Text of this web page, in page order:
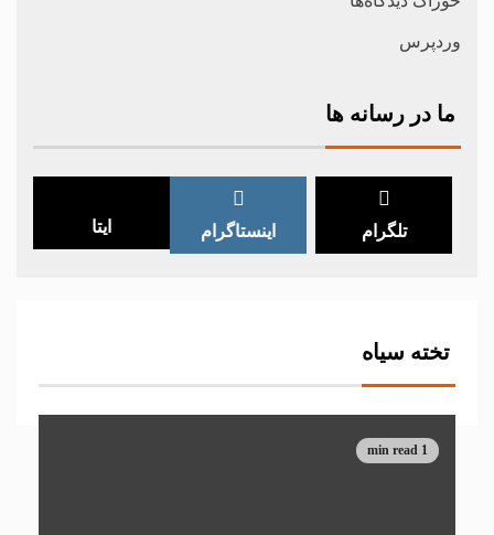
وردپرس
ما در رسانه ها
تلگرام اینستاگرام ایتا
تخته سیاه
1 min read